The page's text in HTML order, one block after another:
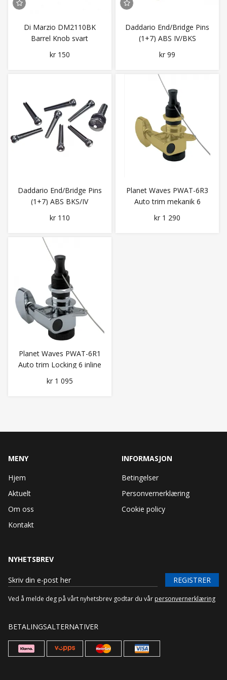
Di Marzio DM2110BK
Barrel Knob svart
kr 150
Daddario End/Bridge Pins
(1+7) ABS IV/BKS
kr 99
Daddario End/Bridge Pins
(1+7) ABS BKS/IV
kr 110
Planet Waves PWAT-6R3
Auto trim mekanik 6
inline Gold
kr 1 290
Planet Waves PWAT-6R1
Auto trim Locking 6 inline
Chrome
kr 1 095
MENY
Hjem
Aktuelt
Om oss
Kontakt
INFORMASJON
Betingelser
Personvernerklæring
Cookie policy
NYHETSBREV
REGISTRER
Ved å melde deg på vårt nyhetsbrev godtar du vår personvernerklæring
BETALINGSALTERNATIVER